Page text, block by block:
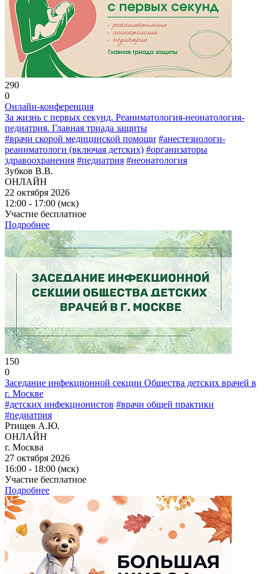
290
0
Онлайн-конференция
За жизнь с первых секунд. Реаниматология-неонатология-
педиатрия. Главная триада защиты
#врачи скорой медицинской помощи #анестезиологи-
реаниматологи (включая детских) #организаторы
здравоохранения #педиатрия #неонатология
Зубков В.В.
ОНЛАЙН
22 октября 2026
12:00 - 17:00 (мск)
Участие бесплатное
Подробнее
150
0
Заседание инфекционной секции Общества детских врачей в
г. Москве
#детских инфекционистов #врачи общей практики
#педиатрия
Ртищев А.Ю.
ОНЛАЙН
г. Москва
27 октября 2026
16:00 - 18:00 (мск)
Участие бесплатное
Подробнее